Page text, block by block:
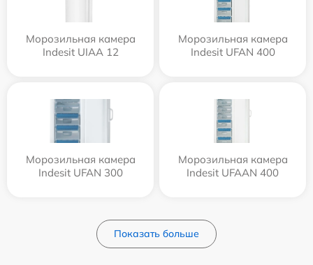
Морозильная камера
Indesit UIAA 12
Морозильная камера
Indesit UFAN 400
Морозильная камера
Indesit UFAN 300
Морозильная камера
Indesit UFAAN 400
Показать больше